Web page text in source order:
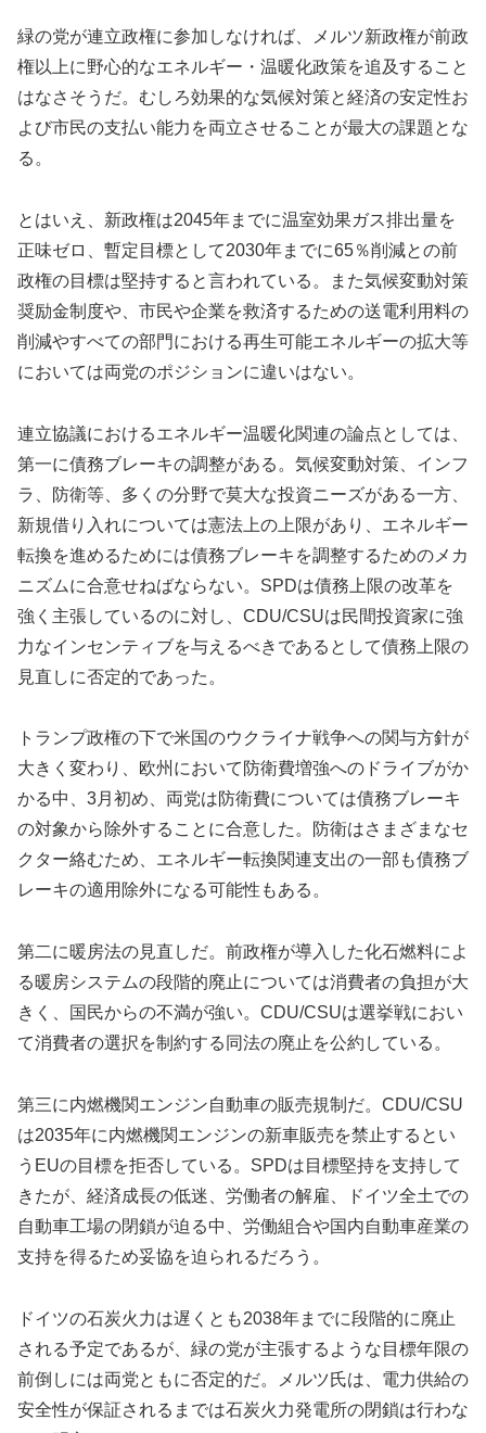
緑の党が連立政権に参加しなければ、メルツ新政権が前政
権以上に野心的なエネルギー・温暖化政策を追及すること
はなさそうだ。むしろ効果的な気候対策と経済の安定性お
よび市民の支払い能力を両立させることが最大の課題とな
る。
とはいえ、新政権は2045年までに温室効果ガス排出量を
正味ゼロ、暫定目標として2030年までに65％削減との前
政権の目標は堅持すると言われている。また気候変動対策
奨励金制度や、市民や企業を救済するための送電利用料の
削減やすべての部門における再生可能エネルギーの拡大等
においては両党のポジションに違いはない。
連立協議におけるエネルギー温暖化関連の論点としては、
第一に債務ブレーキの調整がある。気候変動対策、インフ
ラ、防衛等、多くの分野で莫大な投資ニーズがある一方、
新規借り入れについては憲法上の上限があり、エネルギー
転換を進めるためには債務ブレーキを調整するためのメカ
ニズムに合意せねばならない。SPDは債務上限の改革を
強く主張しているのに対し、CDU/CSUは民間投資家に強
力なインセンティブを与えるべきであるとして債務上限の
見直しに否定的であった。
トランプ政権の下で米国のウクライナ戦争への関与方針が
大きく変わり、欧州において防衛費増強へのドライブがか
かる中、3月初め、両党は防衛費については債務ブレーキ
の対象から除外することに合意した。防衛はさまざまなセ
クター絡むため、エネルギー転換関連支出の一部も債務ブ
レーキの適用除外になる可能性もある。
第二に暖房法の見直しだ。前政権が導入した化石燃料によ
る暖房システムの段階的廃止については消費者の負担が大
きく、国民からの不満が強い。CDU/CSUは選挙戦におい
て消費者の選択を制約する同法の廃止を公約している。
第三に内燃機関エンジン自動車の販売規制だ。CDU/CSU
は2035年に内燃機関エンジンの新車販売を禁止するとい
うEUの目標を拒否している。SPDは目標堅持を支持して
きたが、経済成長の低迷、労働者の解雇、ドイツ全土での
自動車工場の閉鎖が迫る中、労働組合や国内自動車産業の
支持を得るため妥協を迫られるだろう。
ドイツの石炭火力は遅くとも2038年までに段階的に廃止
される予定であるが、緑の党が主張するような目標年限の
前倒しには両党ともに否定的だ。メルツ氏は、電力供給の
安全性が保証されるまでは石炭火力発電所の閉鎖は行わな